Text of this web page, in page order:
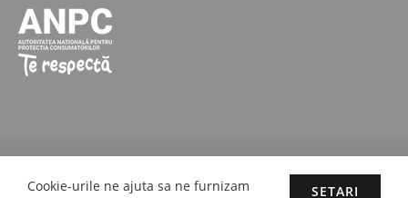
textele si continutul sunt proprietatea legala Fresco Expert srl.
Cookie-urile ne ajuta sa ne furnizam
SETARI